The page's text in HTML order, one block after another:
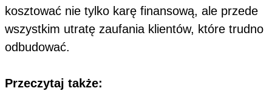
kosztować nie tylko karę finansową, ale przede
wszystkim utratę zaufania klientów, które trudno
odbudować.
Przeczytaj także: